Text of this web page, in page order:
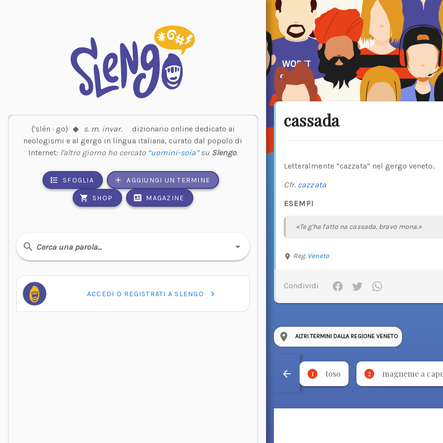
⟨'slén · go⟩ ◆ s. m. invar.
dizionario online dedicato ai
neologismi e al gergo in lingua italiana, curato dal popolo di
Internet: l'altro giorno ho cercato “uomini-soia”su Slengo.
SFOGLIA AGGIUNGI UN TERMINE
SHOP MAGAZINE
Cerca una parola…
ACCEDI O REGISTRATI A SLENGO
cassada
Letteralmente “cazzata” nel gergo veneto.
Cfr. cazzata
ESEMPI
«Te g’ha fatto na cassada, bravo mona.»
Reg. Veneto
Condividi
ALTRI TERMINI DALLA REGIONE VENETO
1 toso 2 magneme a